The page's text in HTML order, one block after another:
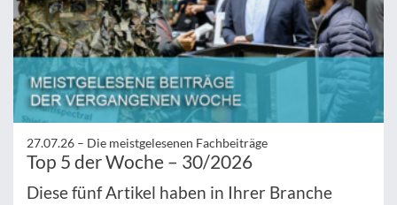
27.07.26 – Die meistgelesenen Fachbeiträge
Top 5 der Woche – 30/2026
Diese fünf Artikel haben in Ihrer Branche